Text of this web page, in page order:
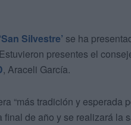
Silvestre’ se ha
presentes el
, Araceli García.
“más tradición y esperada
de año y se realizará la